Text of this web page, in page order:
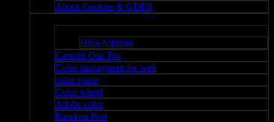
About Cookies & GDPR
Hilla Aspman
Capture One Pro
Color managment for web
color space
Color wheel
Adobe color
Random Post